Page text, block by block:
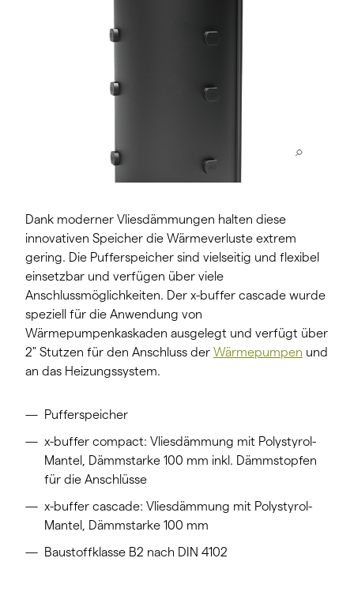
Dank moderner Vliesdämmungen halten diese
innovativen Speicher die Wärmeverluste extrem
gering. Die Pufferspeicher sind vielseitig und flexibel
einsetzbar und verfügen über viele
Anschlussmöglichkeiten. Der x-buffer cascade wurde
speziell für die Anwendung von
Wärmepumpenkaskaden ausgelegt und verfügt über
2" Stutzen für den Anschluss der Wärmepumpen und
an das Heizungssystem.
Pufferspeicher
x-buffer compact: Vliesdämmung mit Polystyrol-
Mantel, Dämmstarke 100 mm inkl. Dämmstopfen
für die Anschlüsse
x-buffer cascade: Vliesdämmung mit Polystyrol-
Mantel, Dämmstarke 100 mm
Baustoffklasse B2 nach DIN 4102